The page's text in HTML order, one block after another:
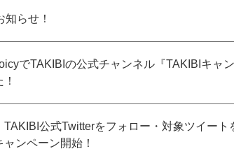
らせ！
でTAKIBIの公式チャンネル『TAKIBIキャン
TAKIBI公式Twitterをフォロー・対象ツイート
ンペーン開始！